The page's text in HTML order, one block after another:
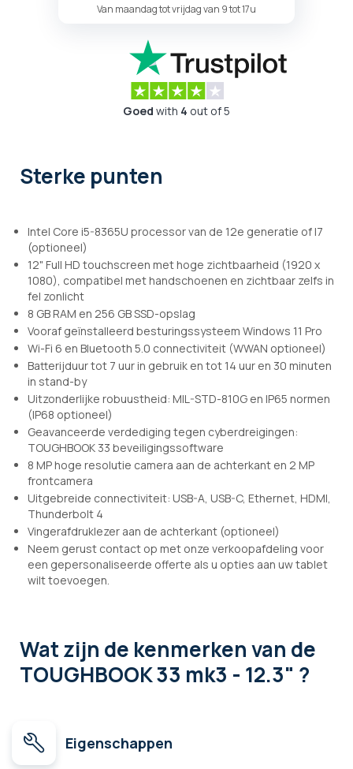
Van maandag tot vrijdag van 9 tot 17u
Goed with 4 out of 5
Sterke punten
Intel Core i5-8365U processor van de 12e generatie of I7
(optioneel)
12" Full HD touchscreen met hoge zichtbaarheid (1920 x
1080), compatibel met handschoenen en zichtbaar zelfs in
fel zonlicht
8 GB RAM en 256 GB SSD-opslag
Vooraf geïnstalleerd besturingssysteem Windows 11 Pro
Wi-Fi 6 en Bluetooth 5.0 connectiviteit (WWAN optioneel)
Batterijduur tot 7 uur in gebruik en tot 14 uur en 30 minuten
in stand-by
Uitzonderlijke robuustheid: MIL-STD-810G en IP65 normen
(IP68 optioneel)
Geavanceerde verdediging tegen cyberdreigingen:
TOUGHBOOK 33 beveiligingssoftware
8 MP hoge resolutie camera aan de achterkant en 2 MP
frontcamera
Uitgebreide connectiviteit: USB-A, USB-C, Ethernet, HDMI,
Thunderbolt 4
Vingerafdruklezer aan de achterkant (optioneel)
Neem gerust contact op met onze verkoopafdeling voor
een gepersonaliseerde offerte als u opties aan uw tablet
wilt toevoegen.
Wat zijn de kenmerkenvan de
TOUGHBOOK 33 mk3 - 12.3" ?
Eigenschappen